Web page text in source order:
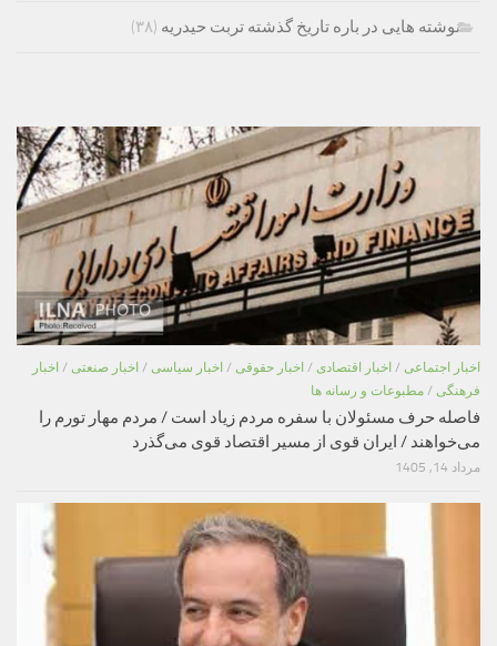
نوشته هایی در باره تاریخ گذشته تربت حیدریه (۳۸)
اخبار اجتماعی / اخبار اقتصادی / اخبار حقوقی / اخبار سیاسی / اخبار صنعتی / اخبار
فرهنگی / مطبوعات و رسانه ها
فاصله حرف مسئولان با سفره مردم زیاد است / مردم مهار تورم را
می‌خواهند / ایران قوی از مسیر اقتصاد قوی می‌گذرد
مرداد 14, 1405